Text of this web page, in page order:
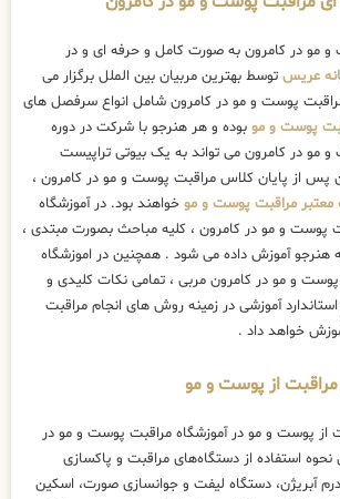
مو در کامرون به صورت کامل و حرفه ای و در
عریس توسط بهترین مربیان بین الملل برگزار می
پوست و مو در کامرون شامل انواع سرفصل های
پوست و مو بوده و هر هنرجو با شرکت در دوره
مو در کامرون می تواند به یک بیوتی تراپیست
پس از پایان کلاس مراقبت پوست و مو در کامرون ،
مراقبت پوست و مو خواهند بود. در آموزشگاه
پوست و مو در کامرون ، کلیه مباحث بصورت مبتدی ،
آموزش داده می شود . همچنین در اموزشگاه
و مو در کامرون مربی ، تمامی نکات کلیدی و
آموزشی در زمینه روش های انجام مراقبت
خواهد داد .
مراقبت از پوست و مو
از پوست و مو در آموزشگاه مراقبت پوست و مو در
استفاده از دستگاه‌های مراقبت و پاکسازی
آبریژن، دستگاه لیفت و جوانسازی صورت، اسکین